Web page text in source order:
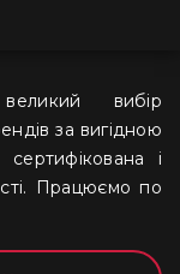
вибір
за вигідною
і
Працюємо по